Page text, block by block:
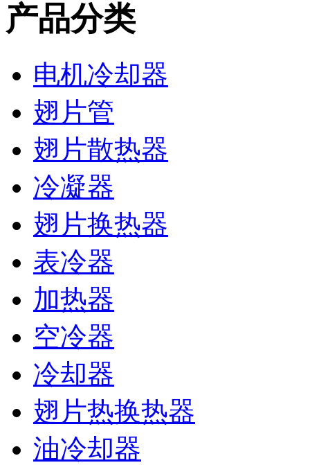
产品分类
电机冷却器
翅片管
翅片散热器
冷凝器
翅片换热器
表冷器
加热器
空冷器
冷却器
翅片热换热器
油冷却器